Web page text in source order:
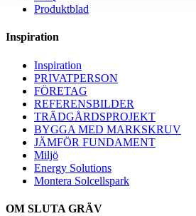
Produktblad
Inspiration
Inspiration
PRIVATPERSON
FÖRETAG
REFERENSBILDER
TRÄDGÅRDSPROJEKT
BYGGA MED MARKSKRUV
JÄMFÖR FUNDAMENT
Miljö
Energy Solutions
Montera Solcellspark
OM SLUTA GRÄV